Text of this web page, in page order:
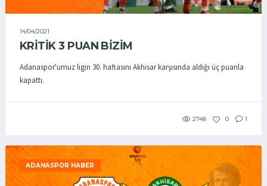
14/04/2021
KRİTİK 3 PUAN BİZİM
Adanaspor'umuz ligin 30. haftasını Akhisar karşısında aldığı üç puanla
kapattı.
2748 0 1
ADANASPOR HABER